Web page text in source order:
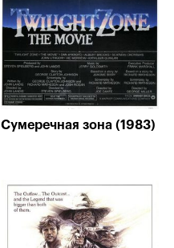
Сумеречная зона (1983)